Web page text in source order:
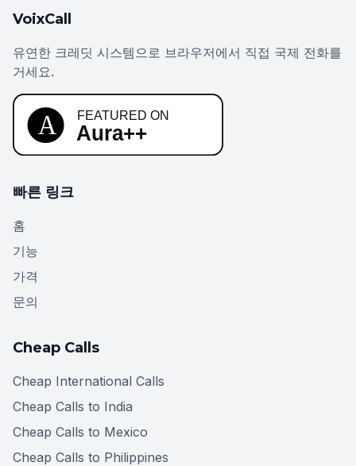
VoixCall
유연한 크레딧 시스템으로 브라우저에서 직접 국제 전화를
거세요.
빠른 링크
홈
기능
가격
문의
Cheap Calls
Cheap International Calls
Cheap Calls to India
Cheap Calls to Mexico
Cheap Calls to Philippines